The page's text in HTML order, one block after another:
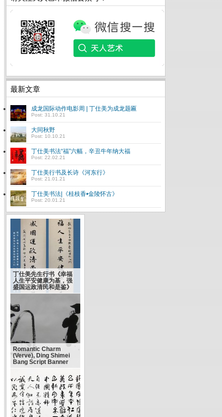
最新文章
成龙国际动作电影周 | 丁仕美为成龙题匾
Post: 31.10.21
大同秋野
Post: 10.10.21
丁仕美书法“福”六幅，辛丑牛年纳大福
Post: 22.02.21
丁仕美行书及长诗《河东行》
Post: 21.01.21
丁仕美书法|《桂枝香•金陵怀古》
Post: 20.01.21
丁仕美先生行书《幸福
人生平安健康为基，强
盛国运政清民和是鉴》
Romantic Charm
(Verve), Ding Shimei
Bang Script Banner